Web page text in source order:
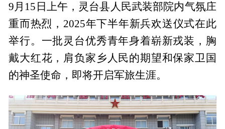
9月15日上午，灵台县人民武装部院内气氛庄
重而热烈，2025年下半年新兵欢送仪式在此
举行。一批灵台优秀青年身着崭新戎装，胸
戴大红花，肩负家乡人民的期望和保家卫国
的神圣使命，即将开启军旅生涯。